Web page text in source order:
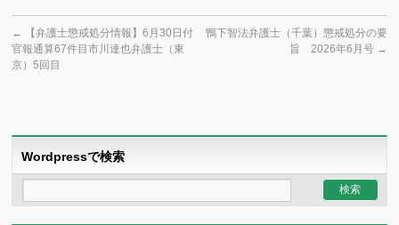
←
【弁護士懲戒処分情報】6月30日付
官報通算67件目市川達也弁護士（東
京）5回目
鴨下智法弁護士（千葉）懲戒処分の要
旨 2026年6月号 →
Wordpressで検索